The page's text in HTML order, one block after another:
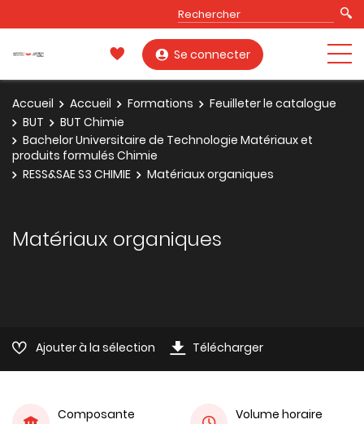
Se connecter
Accueil Accueil Formations
Feuilleter le catalogue
BUT
BUT Chimie
Bachelor Universitaire de Technologie Matériaux et
produits formulés Chimie
RESS&SAE S3 CHIMIE
Matériaux organiques
Matériaux organiques
Ajouter à la sélection Télécharger
Composante
Volume horaire